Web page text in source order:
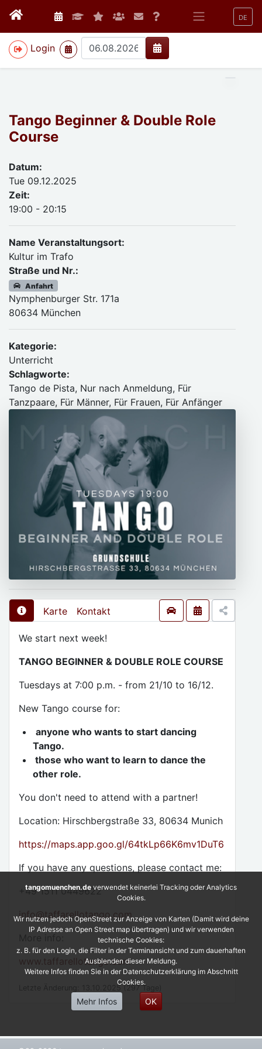
DE
Login
>
Tango Beginner & Double Role
Course
Datum:
Tue 09.12.2025
Zeit:
19:00 - 20:15
Name Veranstaltungsort:
Kultur im Trafo
Straße und Nr.:
Anfahrt
Nymphenburger Str. 171a
80634 München
Kategorie:
Unterricht
Schlagworte:
Tango de Pista, Nur nach Anmeldung, Für
Tanzpaare, Für Männer, Für Frauen, Für Anfänger
Karte Kontakt
We start next week!
TANGO BEGINNER & DOUBLE ROLE COURSE
Tuesdays at 7:00 p.m. - from 21/10 to 16/12.
New Tango course for:
anyone who wants to start dancing
Tango.
those who want to learn to dance the
other role.
You don't need to attend with a partner!
Location: Hirschbergstraße 33, 80634 Munich
https://maps.app.goo.gl/64tkLp66K6mv1DuT6
If you have any questions, please contact me:
+49 1511 0449622
info@taffarellotango.com
www.taffarellotango.com
Letzte Änderung: 13.10.2025 (297 Tage)
tangomuenchen.de verwendet keinerlei Tracking oder Analytics
Cookies.
Wir nutzen jedoch OpenStreet zur Anzeige von Karten (Damit wird deine
IP Adresse an Open Street map übertragen) und wir verwenden
technische Cookies:
z. B. für den Login, die Filter in der Terminansicht und zum dauerhaften
Ausblenden dieser Meldung.
Weitere Infos finden Sie in der Datenschutzerklärung im Abschnitt
Cookies.
Mehr Infos OK